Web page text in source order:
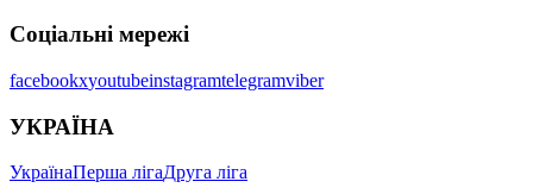
Соціальні мережі
facebookxyoutubeinstagramtelegramviber
УКРАЇНА
УкраїнаПерша лігаДруга ліга